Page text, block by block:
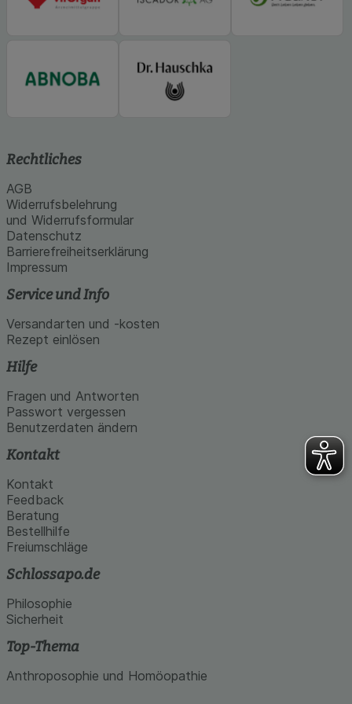
Rechtliches
AGB
Widerrufsbelehrung
und Widerrufsformular
Datenschutz
Barrierefreiheitserklärung
Impressum
Service und Info
Versandarten und -kosten
Rezept einlösen
Hilfe
Fragen und Antworten
Passwort vergessen
Benutzerdaten ändern
Kontakt
Kontakt
Feedback
Beratung
Bestellhilfe
Freiumschläge
Schlossapo.de
Philosophie
Sicherheit
Top-Thema
Anthroposophie und Homöopathie